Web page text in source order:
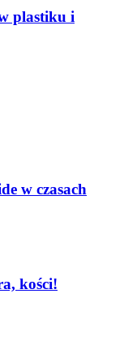
plastiku i
w czasach
kości!